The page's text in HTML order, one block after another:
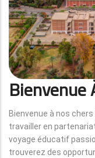
Bienvenue
Bienvenue à nos
travailler en
voyage éducatif
trouverez des